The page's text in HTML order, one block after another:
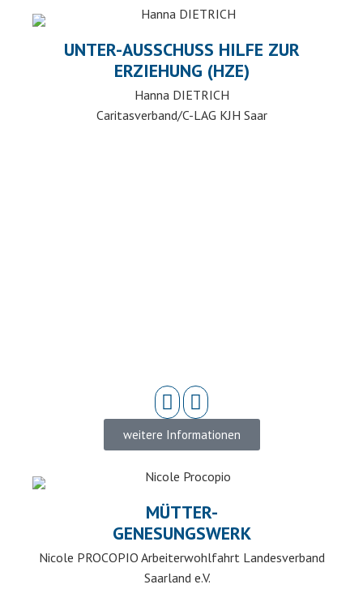
UNTER-AUSSCHUSS HILFE ZUR
ERZIEHUNG (HZE)
Hanna DIETRICH
Caritasverband/C-LAG KJH Saar
weitere Informationen
MÜTTER-
GENESUNGSWERK
Nicole PROCOPIO Arbeiterwohlfahrt Landesverband
Saarland e.V.